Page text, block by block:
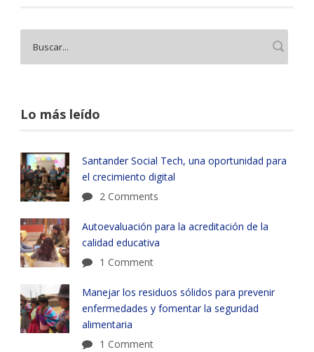
Lo más leído
Santander Social Tech, una oportunidad para
el crecimiento digital
2 Comments
Autoevaluación para la acreditación de la
calidad educativa
1 Comment
Manejar los residuos sólidos para prevenir
enfermedades y fomentar la seguridad
alimentaria
1 Comment